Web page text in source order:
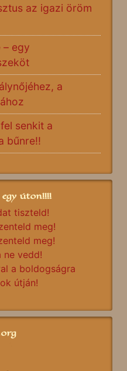
az igazi öröm
– egy
a
senkit a
bűnre!!
úton!!!!
tiszteld!
meg!
meg!
ne vedd!
a boldogságra
útján!